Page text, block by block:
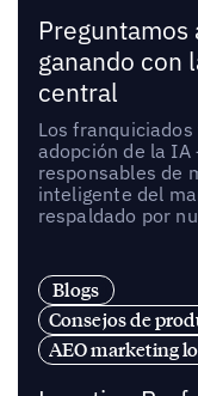
ganando con
central
Los
adopción de la
responsables de
inteligente del
respaldado por
Blogs
Consejos de
AEO marketing